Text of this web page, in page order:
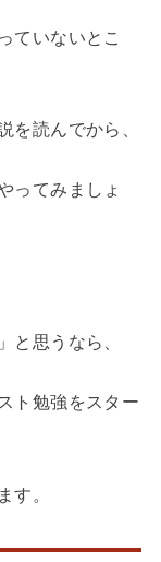
ていないとこ
を読んでから、
ってみましょ
と思うなら、
ト勉強をスター
す。